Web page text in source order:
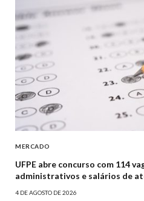
MERCADO
UFPE abre concurso com 114
administrativos e salários de
4 DE AGOSTO DE 2026